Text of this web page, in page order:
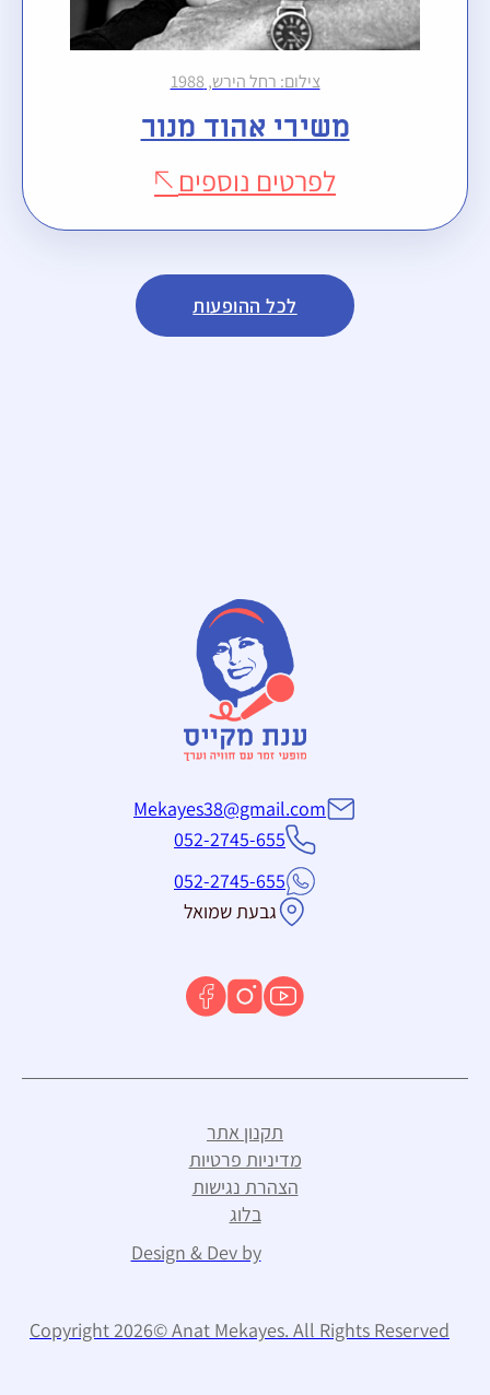
צילום: רחל הירש, 1988
משירי אהוד מנור
לפרטים נוספים
לכל ההופעות
גבעת שמואל
052-2745-655
Mekayes38@gmail.com
052-2745-655
תקנון אתר
מדיניות פרטיות
הצהרת נגישות
בלוג
Design & Dev by
Copyright 2026© Anat Mekayes. All Rights Reserved